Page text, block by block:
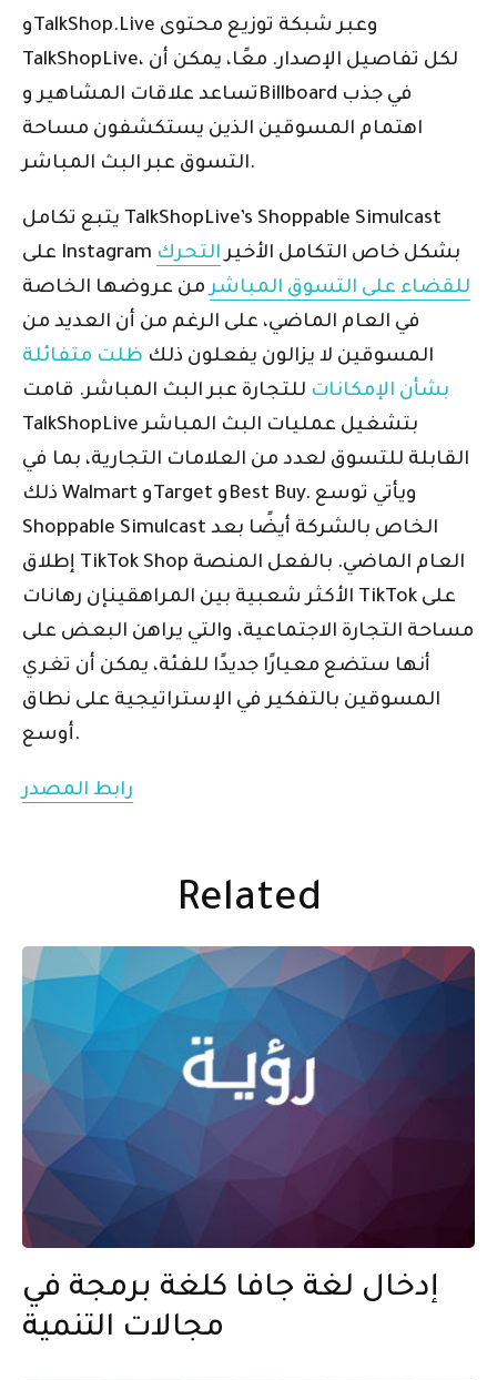
وTalkShop.Live وعبر شبكة توزيع محتوى
TalkShopLive، لكل تفاصيل الإصدار. معًا، يمكن أن
تساعد علاقات المشاهير وBillboard في جذب
اهتمام المسوقين الذين يستكشفون مساحة
التسوق عبر البث المباشر.
يتبع تكامل TalkShopLive’s Shoppable Simulcast
على Instagram بشكل خاص التكامل الأخيرالتحرك
للقضاء على التسوق المباشرمن عروضها الخاصة
في العام الماضي، على الرغم من أن العديد من
المسوقين لا يزالون يفعلون ذلك ظلت متفائلة
بشأن الإمكانات للتجارة عبر البث المباشر. قامت
TalkShopLive بتشغيل عمليات البث المباشر
القابلة للتسوق لعدد من العلامات التجارية، بما في
ذلك Walmart وTarget وBest Buy. ويأتي توسع
Shoppable Simulcast الخاص بالشركة أيضًا بعد
إطلاق TikTok Shop العام الماضي. بالفعل المنصة
الأكثر شعبية بين المراهقينإن رهانات TikTok على
مساحة التجارة الاجتماعية، والتي يراهن البعض على
أنها ستضع معيارًا جديدًا للفئة، يمكن أن تغري
المسوقين بالتفكير في الإستراتيجية على نطاق
أوسع.
رابط المصدر
Related
إدخال لغة جافا كلغة برمجة في
مجالات التنمية